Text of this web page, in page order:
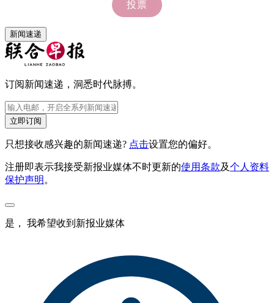
新闻速递
订阅新闻速递，洞悉时代脉搏。
立即订阅
只想接收感兴趣的新闻速递? 点击设置您的偏好。
注册即表示我接受新报业媒体不时更新的使用条款及个人资料
保护声明 。
是， 我希望收到新报业媒体